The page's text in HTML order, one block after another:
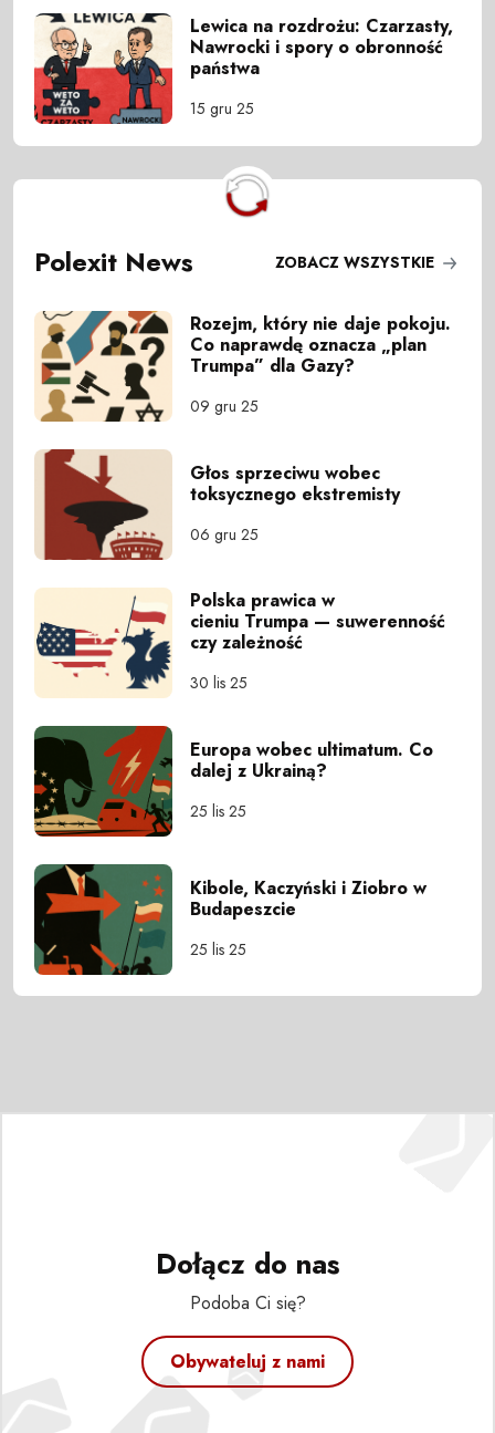
Lewica na rozdrożu: Czarzasty,
Nawrocki i spory o obronność
państwa
15 gru 25
Polexit News ZOBACZ WSZYSTKIE
Rozejm, który nie daje pokoju.
Co naprawdę oznacza „plan
Trumpa” dla Gazy?
09 gru 25
Głos sprzeciwu wobec
toksycznego ekstremisty
06 gru 25
Polska prawica w
cieniu Trumpa — suwerenność
czy zależność
30 lis 25
Europa wobec ultimatum. Co
dalej z Ukrainą?
25 lis 25
Kibole, Kaczyński i Ziobro w
Budapeszcie
25 lis 25
Dołącz do nas
Podoba Ci się?
Obywateluj z nami